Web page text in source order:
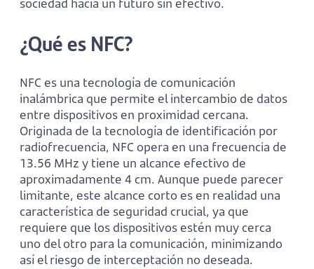
sociedad hacia un futuro sin efectivo.
¿Qué es NFC?
NFC es una tecnología de comunicación
inalámbrica que permite el intercambio de datos
entre dispositivos en proximidad cercana.
Originada de la tecnología de identificación por
radiofrecuencia, NFC opera en una frecuencia de
13.56 MHz y tiene un alcance efectivo de
aproximadamente 4 cm. Aunque puede parecer
limitante, este alcance corto es en realidad una
característica de seguridad crucial, ya que
requiere que los dispositivos estén muy cerca
uno del otro para la comunicación, minimizando
así el riesgo de interceptación no deseada.